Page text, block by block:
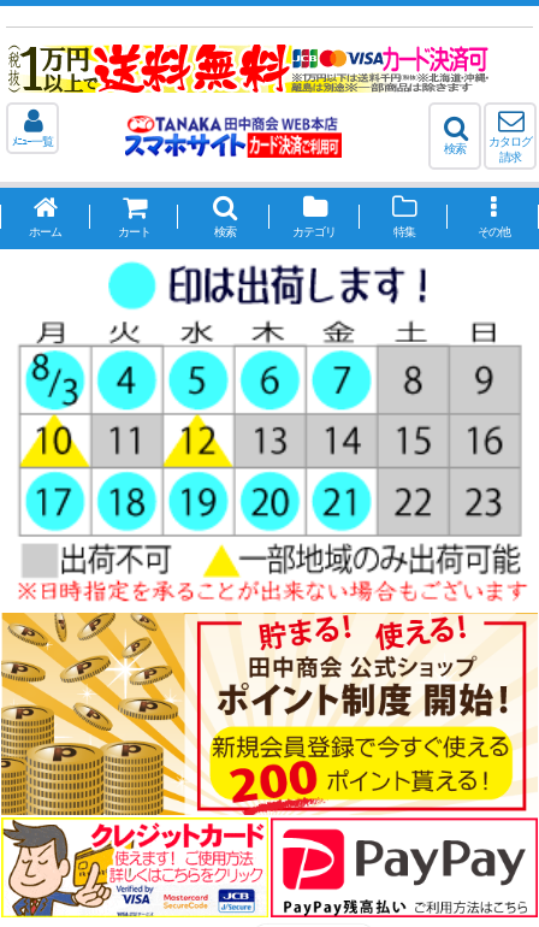
ﾒﾆｭｰ一覧
検索
カタログ
請求
ホーム カート 検索 カテゴリ 特集 その他